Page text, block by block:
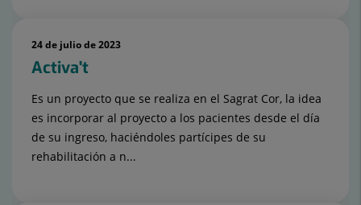
24 de julio de 2023
Activa't
Es un proyecto que se realiza en el Sagrat Cor, la idea
es incorporar al proyecto a los pacientes desde el día
de su ingreso, haciéndoles partícipes de su
rehabilitación a n...